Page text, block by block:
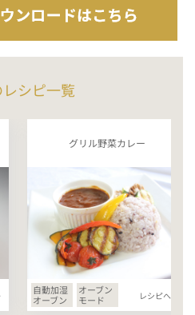
シピ一覧
グリル野菜カレー
自動加湿
オーブン
オーブン
モード
レシピへ→